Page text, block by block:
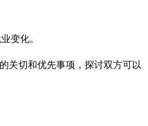
变化。
关切和优先事项，探讨双方可以